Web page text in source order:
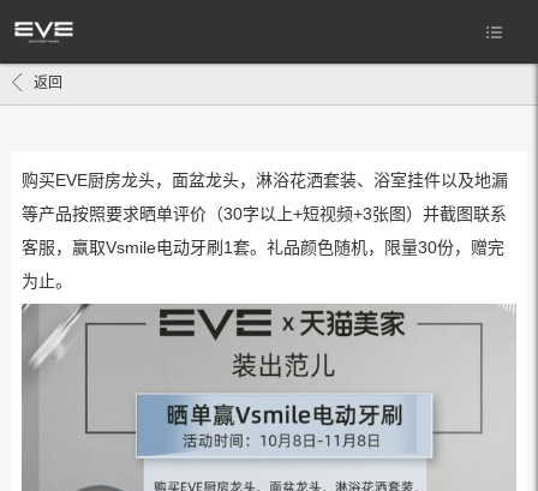
返回
购买EVE厨房龙头，面盆龙头，淋浴花洒套装、浴室挂件以及地漏
等产品按照要求晒单评价（30字以上+短视频+3张图）并截图联系
客服，赢取Vsmile电动牙刷1套。礼品颜色随机，限量30份，赠完
为止。